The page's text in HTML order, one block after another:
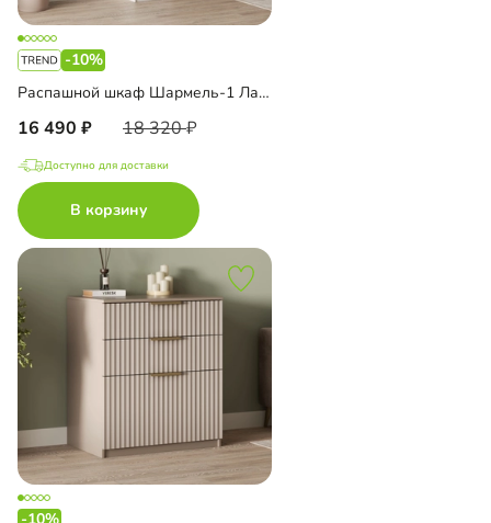
-10%
Распашной шкаф Шармель-1 Лайф
16 490 18 320
Доступно для доставки
В корзину